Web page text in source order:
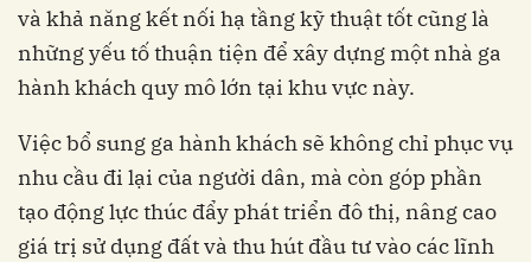
và khả năng kết nối hạ tầng kỹ thuật tốt cũng là
những yếu tố thuận tiện để xây dựng một nhà ga
hành khách quy mô lớn tại khu vực này.
Việc bổ sung ga hành khách sẽ không chỉ phục vụ
nhu cầu đi lại của người dân, mà còn góp phần
tạo động lực thúc đẩy phát triển đô thị, nâng cao
giá trị sử dụng đất và thu hút đầu tư vào các lĩnh